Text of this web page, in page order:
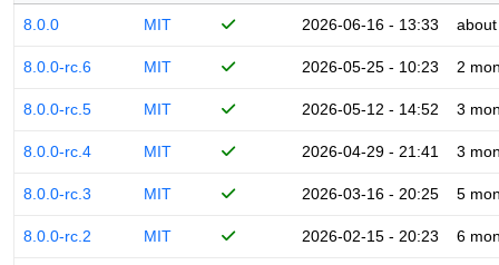
8.0.0 MIT 2026-06-16 - 13:33
8.0.0-rc.6 MIT 2026-05-25 - 10:23 2
8.0.0-rc.5 MIT 2026-05-12 - 14:52 3
8.0.0-rc.4 MIT 2026-04-29 - 21:41 3
8.0.0-rc.3 MIT 2026-03-16 - 20:25 5
8.0.0-rc.2 MIT 2026-02-15 - 20:23 6